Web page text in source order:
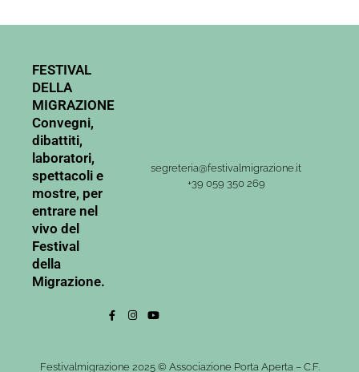
FESTIVAL
DELLA
MIGRAZIONE
Convegni,
dibattiti,
laboratori,
spettacoli e
mostre, per
entrare nel
vivo del
Festival
della
Migrazione.
segreteria@festivalmigrazione.it
+39 059 350 269
Festivalmigrazione 2025 © Associazione Porta Aperta – C.F.